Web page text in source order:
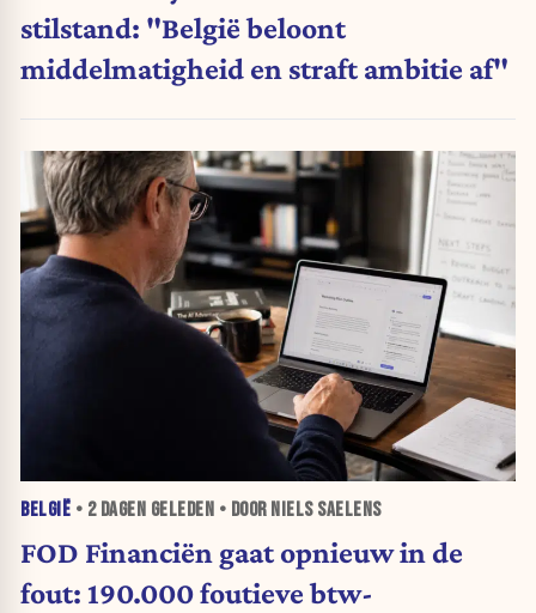
stilstand: "België beloont
middelmatigheid en straft ambitie af"
BELGIË • 2 DAGEN GELEDEN • DOOR NIELS SAELENS
FOD Financiën gaat opnieuw in de
fout: 190.000 foutieve btw-